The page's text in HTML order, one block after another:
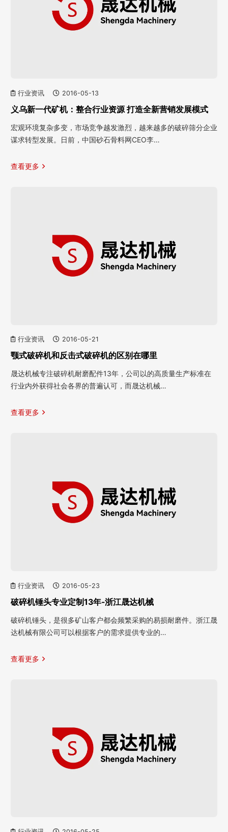
行业资讯 2016-05-13
义乌新一代矿机：整合行业资源 打造全新营销发展模式
宏观环境复杂多变，市场竞争越发激烈，越来越多的破碎筛分企业
谋求转型发展。日前，中国砂石骨料网CEO李…
查看更多
行业资讯 2016-05-21
颚式破碎机和反击式破碎机的区别在哪里
晟达机械专注破碎机耐磨配件13年，公司以的高质量生产标准在
行业内外获得社会各界的普遍认可，而晟达机械…
查看更多
行业资讯 2016-05-23
破碎机锤头专业定制13年-浙江晟达机械
破碎机锤头，是很多矿山客户都会频繁采购的易损耐磨件。浙江晟
达机械有限公司可以根据客户的需求提供专业的…
查看更多